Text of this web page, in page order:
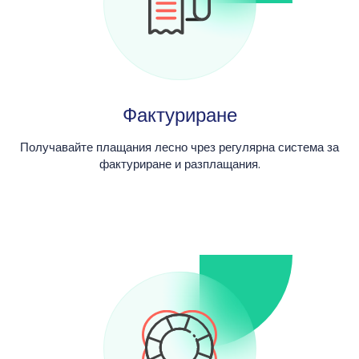
Фактуриране
Получавайте плащания лесно чрез регулярна система за
фактуриране и разплащания.